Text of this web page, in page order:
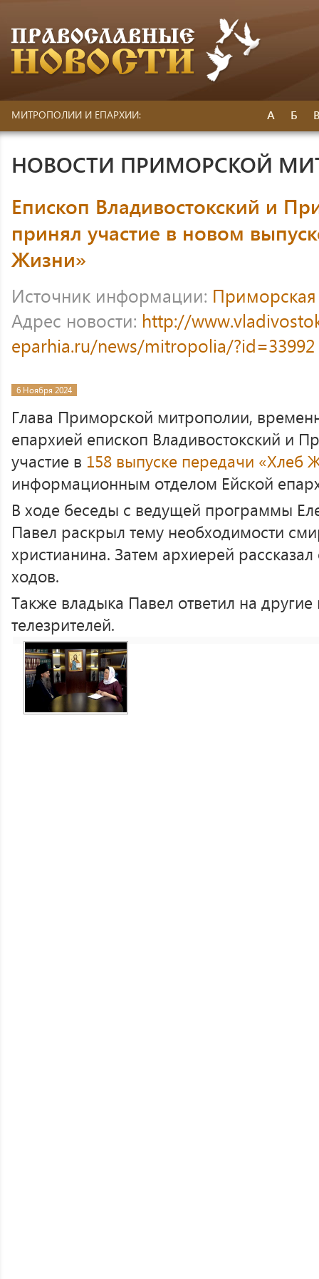
МИТРОПОЛИИ И ЕПАРХИИ: А Б
НОВОСТИ ПРИМОРСКОЙ
Епископ Владивостокский и
принял участие в новом
Жизни»
Источник информации:
Адрес новости: http://
eparhia.ru/news/mitropolia/?id=33992
6 Ноября 2024
Глава Приморской митрополии,
епархией епископ Владивостокский и
участие в 158 выпуске передачи «Хлеб
информационным отделом Ейской
В ходе беседы с ведущей программы
Павел раскрыл тему необходимости
христианина. Затем архиерей
ходов.
Также владыка Павел ответил на
телезрителей.